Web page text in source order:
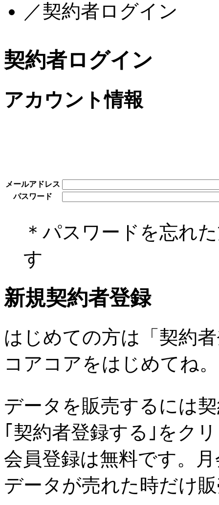
／契約者ログイン
契約者ログイン
アカウント情報
メールアドレス
パスワード
＊パスワードを忘れ
す
新規契約者登録
はじめての方は「契約
コアコアをはじめてね。
データを販売するには
｢契約者登録する｣をク
会員登録は無料です。
データが売れた時だけ